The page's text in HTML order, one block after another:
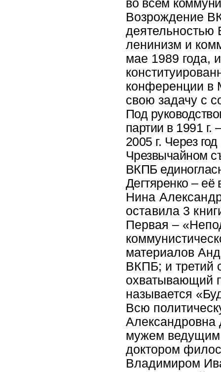
во всем
Возрождение
деятельностью
ленинизм и
мае 1989 года,
конференции в
свою задачу с
Под
партии в 1991 г.
2005 г. Через
Чрезвычайном
ВКПБ
Дегтяренко – её
Нина
оставила 3
Первая –
материалов
ВКПБ; и третий
охватывающий
называется
Всю
Александровна
мужем
доктором
Владимиром